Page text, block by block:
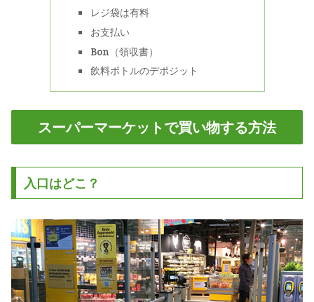
レジ袋は有料
お支払い
Bon（領収書）
飲料ボトルのデポジット
スーパーマーケットで買い物する方法
入口はどこ？